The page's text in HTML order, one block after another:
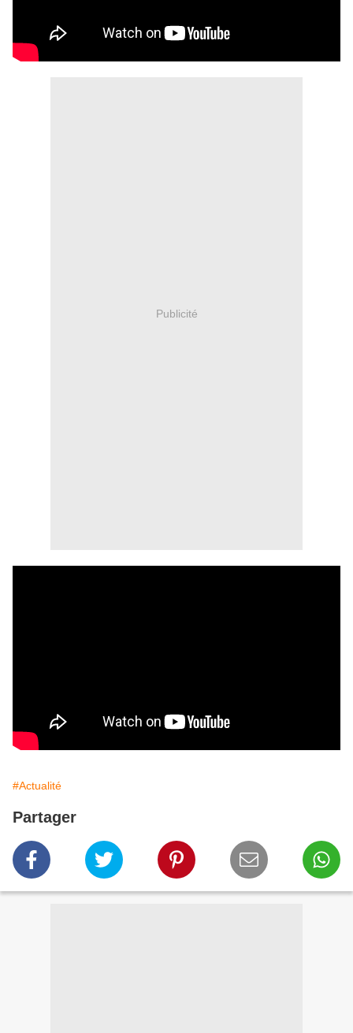
Publicité
#Actualité
Partager